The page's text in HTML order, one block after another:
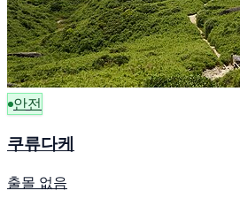
안전
쿠류다케
출몰 없음